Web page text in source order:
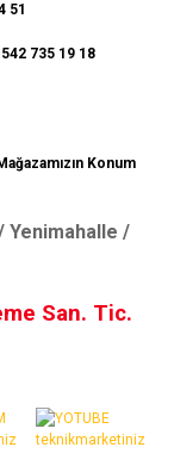
51
542 735 19 18
Konum
Yenimahalle /
San. Tic.